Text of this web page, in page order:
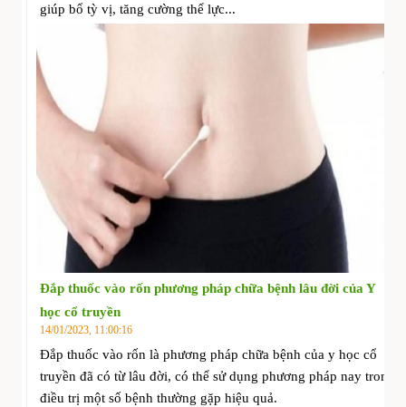
giúp bổ tỳ vị, tăng cường thể lực...
Đắp thuốc vào rốn phương pháp chữa bệnh lâu đời của Y
học cổ truyền
14/01/2023, 11:00:16
Đắp thuốc vào rốn là phương pháp chữa bệnh của y học cổ
truyền đã có từ lâu đời, có thể sử dụng phương pháp nay trong
điều trị một số bệnh thường gặp hiệu quả.